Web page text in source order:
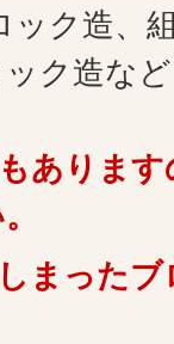
ク造、
ク造な
あります
まったブ